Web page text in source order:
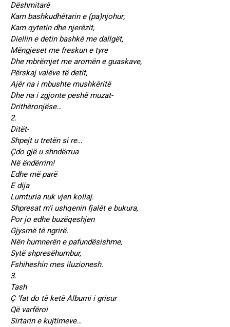
Dëshmitarë
Kam bashkudhëtarin e (pa)njohur;
Kam qytetin dhe njerëzit,
Diellin e detin bashkë me dallgët,
Mëngjeset me freskun e tyre
Dhe mbrëmjet me aromën e guaskave,
Përskaj valëve të detit,
Ajër na i mbushte mushkëritë
Dhe na i zgjonte peshë muzat-
Drithëronjëse…
2.
Ditët-
Shpejt u tretën si re…
Çdo gjë u shndërrua
Në ëndërrim!
Edhe më parë
E dija
Lumturia nuk vjen kollaj.
Shpresat m’i ushqenin fjalët e bukura,
Por jo edhe buzëqeshjen
Gjysmë të ngrirë.
Nën humnerën e pafundësishme,
Sytë shpresëhumbur,
Fshiheshin mes iluzionesh.
3.
Tash
Ç ‘fat do të ketë Albumi i grisur
Që varfëroi
Sirtarin e kujtimeve…